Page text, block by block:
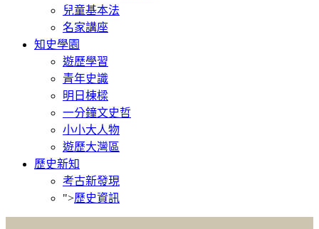
兒童基本法
名家講座
知史學園
遊歷學習
青年史識
明日棟樑
一分鐘文史哲
小小大人物
遊歷大灣區
歷史新知
考古新發現
">歷史資訊